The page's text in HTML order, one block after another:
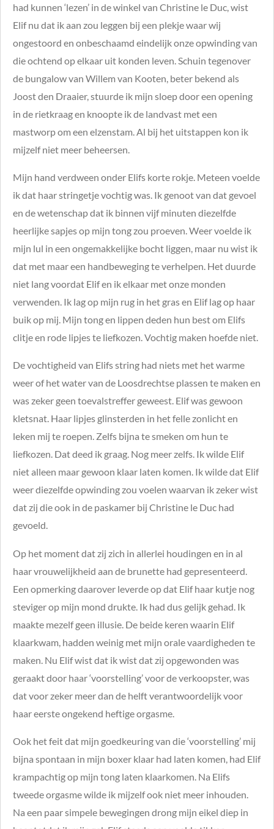
had kunnen ‘lezen’ in de winkel van Christine le Duc, wist
Elif nu dat ik aan zou leggen bij een plekje waar wij
ongestoord en onbeschaamd eindelijk onze opwinding van
die ochtend op elkaar uit konden leven. Schuin tegenover
de bungalow van Willem van Kooten, beter bekend als
Joost den Draaier, stuurde ik mijn sloep door een opening
in de rietkraag en knoopte ik de landvast met een
mastworp om een elzenstam. Al bij het uitstappen kon ik
mijzelf niet meer beheersen.
Mijn hand verdween onder Elifs korte rokje. Meteen voelde
ik dat haar stringetje vochtig was. Ik genoot van dat gevoel
en de wetenschap dat ik binnen vijf minuten diezelfde
heerlijke sapjes op mijn tong zou proeven. Weer voelde ik
mijn lul in een ongemakkelijke bocht liggen, maar nu wist ik
dat met maar een handbeweging te verhelpen. Het duurde
niet lang voordat Elif en ik elkaar met onze monden
verwenden. Ik lag op mijn rug in het gras en Elif lag op haar
buik op mij. Mijn tong en lippen deden hun best om Elifs
clitje en rode lipjes te liefkozen. Vochtig maken hoefde niet.
De vochtigheid van Elifs string had niets met het warme
weer of het water van de Loosdrechtse plassen te maken en
was zeker geen toevalstreffer geweest. Elif was gewoon
kletsnat. Haar lipjes glinsterden in het felle zonlicht en
leken mij te roepen. Zelfs bijna te smeken om hun te
liefkozen. Dat deed ik graag. Nog meer zelfs. Ik wilde Elif
niet alleen maar gewoon klaar laten komen. Ik wilde dat Elif
weer diezelfde opwinding zou voelen waarvan ik zeker wist
dat zij die ook in de paskamer bij Christine le Duc had
gevoeld.
Op het moment dat zij zich in allerlei houdingen en in al
haar vrouwelijkheid aan de brunette had gepresenteerd.
Een opmerking daarover leverde op dat Elif haar kutje nog
steviger op mijn mond drukte. Ik had dus gelijk gehad. Ik
maakte mezelf geen illusie. De beide keren waarin Elif
klaarkwam, hadden weinig met mijn orale vaardigheden te
maken. Nu Elif wist dat ik wist dat zij opgewonden was
geraakt door haar ‘voorstelling’ voor de verkoopster, was
dat voor zeker meer dan de helft verantwoordelijk voor
haar eerste ongekend heftige orgasme.
Ook het feit dat mijn goedkeuring van die ‘voorstelling’ mij
bijna spontaan in mijn boxer klaar had laten komen, had Elif
krampachtig op mijn tong laten klaarkomen. Na Elifs
tweede orgasme wilde ik mijzelf ook niet meer inhouden.
Na een paar simpele bewegingen drong mijn eikel diep in